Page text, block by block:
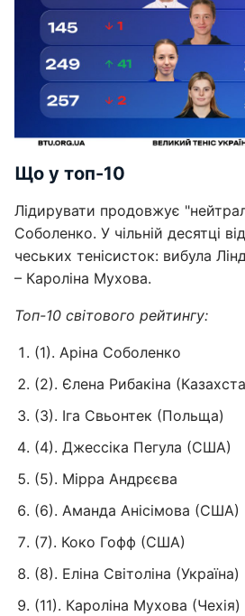
Що у топ-10
Лідирувати продовжує
Соболенко. У чільній десятці
чеських тенісисток: вибула
– Кароліна Мухова.
Топ-10 світового рейтингу:
(1). Аріна Соболенко
(2). Єлена Рибакіна
(3). Іга Свьонтек (Польща)
(4). Джессіка Пегула (США)
(5). Мірра Андрєєва
(6). Аманда Анісімова (США)
(7). Коко Гофф (США)
(8). Еліна Світоліна (Україна)
(11). Кароліна Мухова (Чехія)